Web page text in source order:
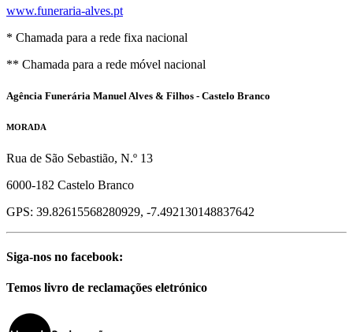
www.funeraria-alves.pt
* Chamada para a rede fixa nacional
** Chamada para a rede móvel nacional
Agência Funerária Manuel Alves & Filhos - Castelo Branco
MORADA
Rua de São Sebastião, N.º 13
6000-182 Castelo Branco
GPS: 39.82615568280929, -7.492130148837642
Siga-nos no facebook:
Temos livro de reclamações eletrónico